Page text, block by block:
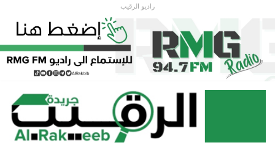
راديو الرقيب